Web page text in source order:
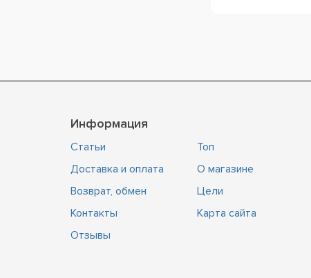
Информация
Статьи
Доставка и оплата
Возврат, обмен
Контакты
Отзывы
Топ
О магазине
Цели
Карта сайта